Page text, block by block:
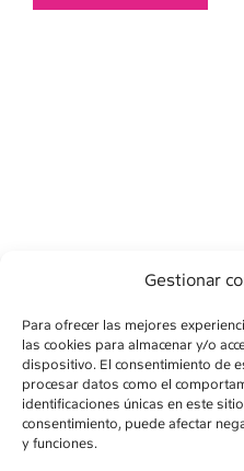
Gestionar
Para ofrecer las mejores
las cookies para almacenar y/o
dispositivo. El consentimiento de
procesar datos como el
identificaciones únicas en este
consentimiento, puede afectar
y funciones.